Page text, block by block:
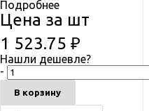
Подробнее
Цена за шт
1 523.75 ₽
Нашли дешевле?
-
В корзину